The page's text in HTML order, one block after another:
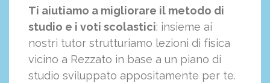
Ti aiutiamo a migliorare il metodo di
studio e i voti scolastici: insieme ai
nostri tutor strutturiamo lezioni di fisica
vicino a Rezzato in base a un piano di
studio sviluppato appositamente per te.